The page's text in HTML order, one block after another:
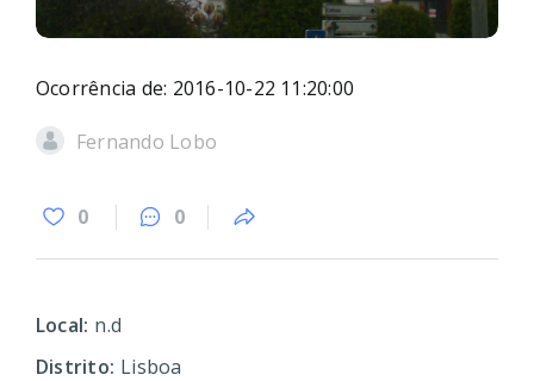
Ocorrência de: 2016-10-22 11:20:00
Fernando Lobo
0 0
Local: n.d
Distrito: Lisboa